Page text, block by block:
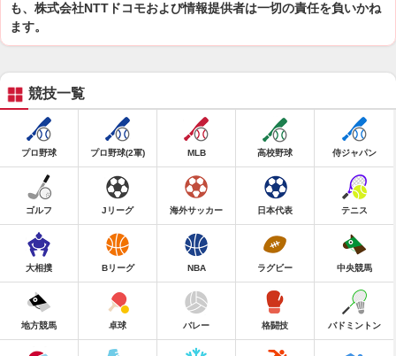
も、株式会社NTTドコモおよび情報提供者は一切の責任を負いかね
ます。
競技一覧
プロ野球 プロ野球(2軍) MLB 高校野球 侍ジャパン
ゴルフ Jリーグ 海外サッカー 日本代表 テニス
大相撲 Bリーグ NBA ラグビー 中央競馬
地方競馬 卓球 バレー 格闘技 バドミントン